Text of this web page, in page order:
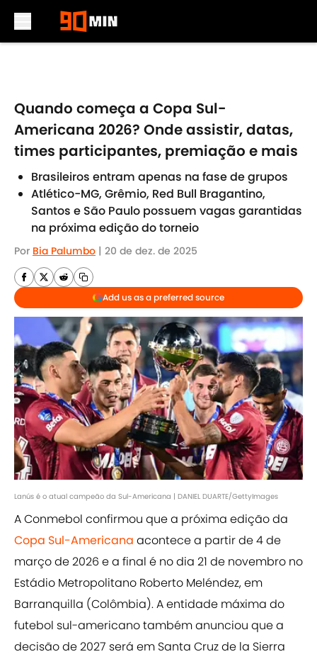
Quando começa a Copa Sul-
Americana 2026? Onde assistir, datas,
times participantes, premiação e mais
Brasileiros entram apenas na fase de grupos
Atlético-MG, Grêmio, Red Bull Bragantino,
Santos e São Paulo possuem vagas garantidas
na próxima edição do torneio
Por Bia Palumbo | 20 de dez. de 2025
Add us as a preferred source
Lanús é o atual campeão da Sul-Americana | DANIEL DUARTE/GettyImages
A Conmebol confirmou que a próxima edição da
Copa Sul-Americana acontece a partir de 4 de
março de 2026 e a final é no dia 21 de novembro no
Estádio Metropolitano Roberto Meléndez, em
Barranquilla (Colômbia). A entidade máxima do
futebol sul-americano também anunciou que a
decisão de 2027 será em Santa Cruz de la Sierra